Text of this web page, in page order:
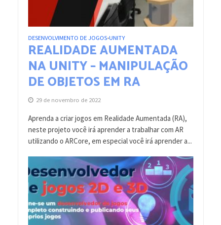
DESENVOLVIMENTO DE JOGOS•UNITY
REALIDADE AUMENTADA
NA UNITY – MANIPULAÇÃO
DE OBJETOS EM RA
29 de novembro de 2022
Aprenda a criar jogos em Realidade Aumentada (RA),
neste projeto você irá aprender a trabalhar com AR
utilizando o ARCore, em especial você irá aprender a...